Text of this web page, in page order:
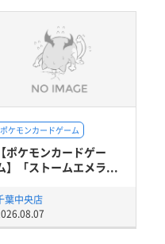
ポケモンカードゲーム
【ポケモンカードゲー
】「ストームエメラ...
葉中央店